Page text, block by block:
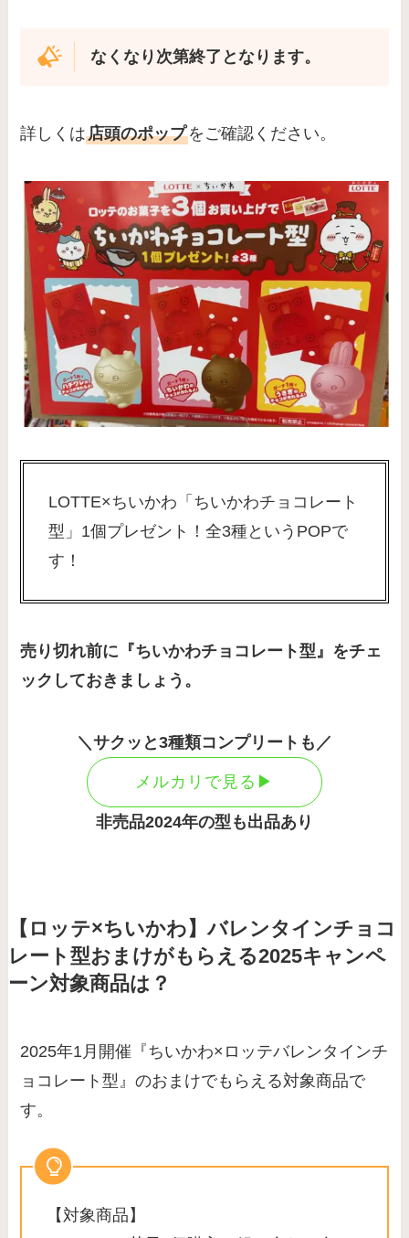
なくなり次第終了となります。
詳しくは店頭のポップをご確認ください。
LOTTE×ちいかわ「ちいかわチョコレート
型」1個プレゼント！全3種というPOPで
す！
売り切れ前に『ちいかわチョコレート型』をチェ
ックしておきましょう。
＼サクッと3種類コンプリートも／
メルカリで見る▶︎
非売品2024年の型も出品あり
【ロッテ×ちいかわ】バレンタインチョコ
レート型おまけがもらえる2025キャンペ
ーン対象商品は？
2025年1月開催『ちいかわ×ロッテバレンタインチ
ョコレート型』のおまけでもらえる対象商品で
す。
【対象商品】